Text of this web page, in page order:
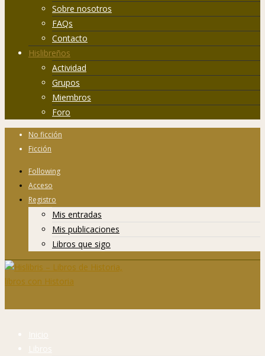
Sobre nosotros
FAQs
Contacto
Hislibreños
Actividad
Grupos
Miembros
Foro
No ficción
Ficción
Following
Acceso
Registro
Mis entradas
Mis publicaciones
Libros que sigo
Inicio
Libros